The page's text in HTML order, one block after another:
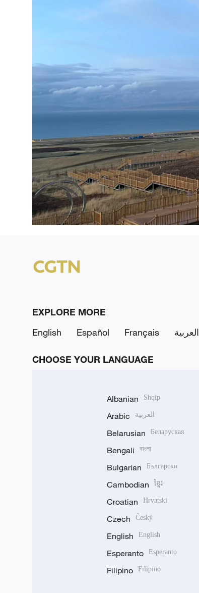
EXPLORE MORE
English
Español Français العربية
CHOOSE YOUR LANGUAGE
Albanian Shqip
Arabic العربية
Belarusian Беларуская
Bengali বাংলা
Bulgarian Български
Cambodian ខ្មែរ
Croatian Hrvatski
Czech Český
English English
Esperanto Esperanto
Filipino Filipino